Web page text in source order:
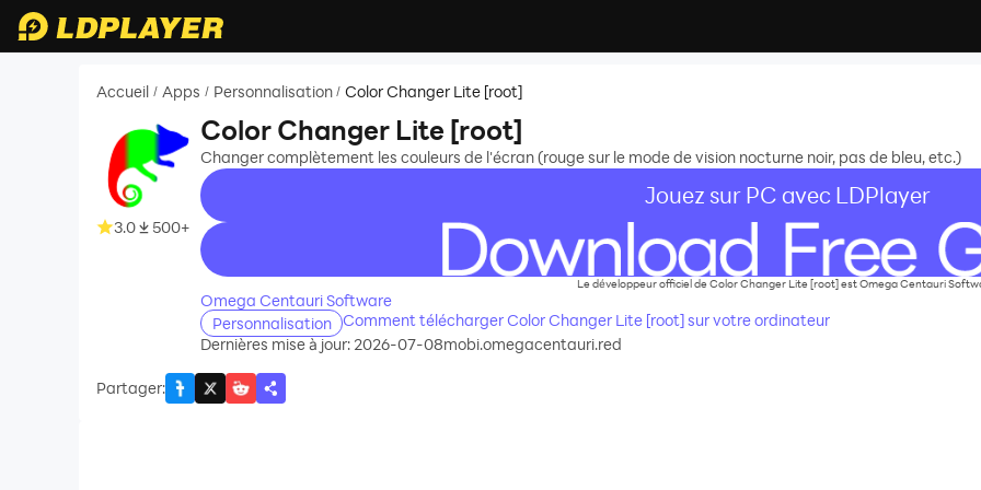
Accueil / Apps / Personnalisation / Color Changer Lite [root]
3.0 500+
Color Changer Lite [root]
Changer complètement les couleurs de l'écran (rouge sur le mode de vision nocturne noir, pas de bleu, etc.)
Jouez sur PC avec LDPlayer
recommend
Le développeur officiel de Color Changer Lite [root] est Omega Centauri
Omega Centauri Software
Personnalisation
Comment télécharger Color Changer Lite [root] sur votre ordinateur
Dernières mise à jour: 2026-07-08mobi.omegacentauri.red
Partager: